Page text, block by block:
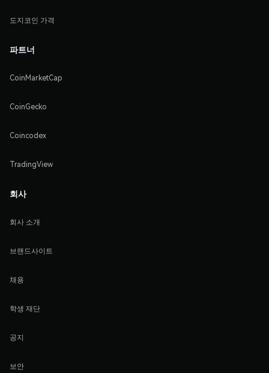
도지코인 가격
파트너
CoinMarketCap
CoinGecko
Coincodex
TradingView
회사
회사 소개
브랜드사이트
채용
학생 재단
공지
보안